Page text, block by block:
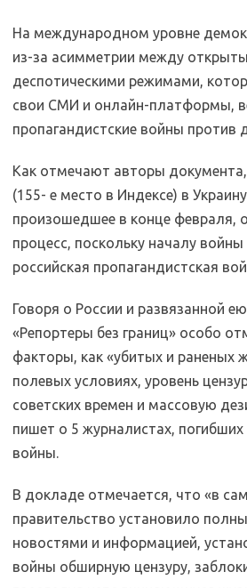
На международном уровне
из-за асимметрии между
деспотическими режимами,
свои СМИ и онлайн-платформы,
пропагандистские войны против
Как отмечают авторы
(155- е место в Индексе) в
произошедшее в конце февраля,
процесс, поскольку началу
российская пропагандистская
Говоря о России и развязанной
«Репортеры без границ» особо
факторы, как «убитых и раненых
полевых условиях, уровень
советских времен и массовую
пишет о 5 журналистах, погибших
войны.
В докладе отмечается, что «в
правительство установило
новостями и информацией,
войны обширную цензуру,